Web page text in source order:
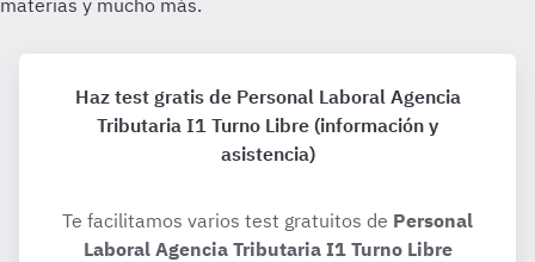
Haz test gratis de Personal Laboral Agencia
Tributaria I1 Turno Libre (información y
asistencia)
Te facilitamos varios test gratuitos de Personal
Laboral Agencia Tributaria I1 Turno Libre